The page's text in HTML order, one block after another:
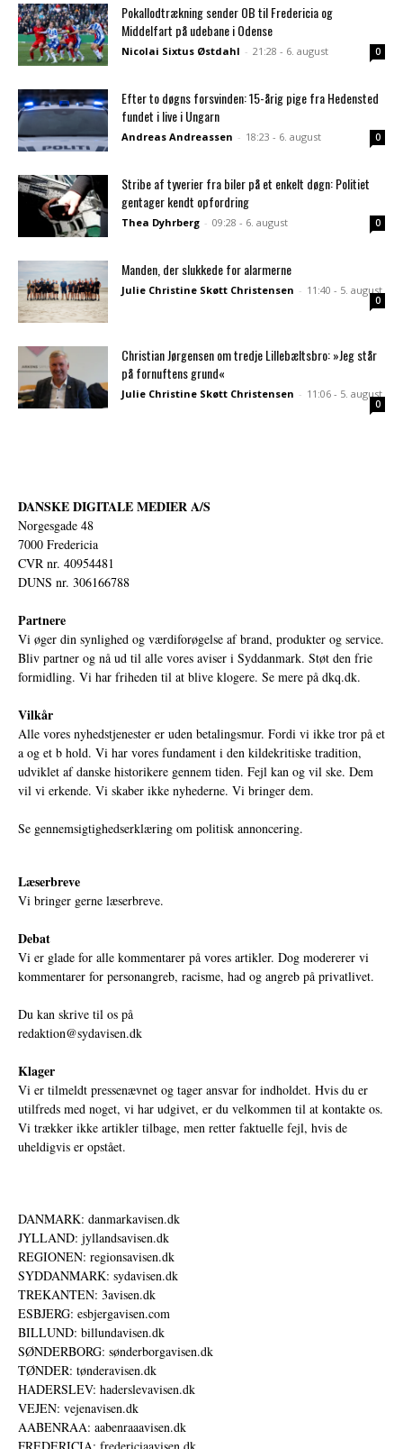
Pokallodtrækning sender OB til Fredericia og
Middelfart på udebane i Odense
Nicolai Sixtus Østdahl - 21:28 - 6. august 0
Efter to døgns forsvinden: 15-årig pige fra Hedensted
fundet i live i Ungarn
Andreas Andreassen - 18:23 - 6. august 0
Stribe af tyverier fra biler på et enkelt døgn: Politiet
gentager kendt opfordring
Thea Dyhrberg - 09:28 - 6. august 0
Manden, der slukkede for alarmerne
Julie Christine Skøtt Christensen - 11:40 - 5. august
0
Christian Jørgensen om tredje Lillebæltsbro: »Jeg står
på fornuftens grund«
Julie Christine Skøtt Christensen - 11:06 - 5. august
0
DANSKE DIGITALE MEDIER A/S
Norgesgade 48
7000 Fredericia
CVR nr. 40954481
DUNS nr. 306166788
Partnere
Vi øger din synlighed og værdiforøgelse af brand, produkter og service.
Bliv partner og nå ud til alle vores aviser i Syddanmark. Støt den frie
formidling. Vi har friheden til at blive klogere. Se mere på dkq.dk.
Vilkår
Alle vores nyhedstjenester er uden betalingsmur. Fordi vi ikke tror på et
a og et b hold. Vi har vores fundament i den kildekritiske tradition,
udviklet af danske historikere gennem tiden. Fejl kan og vil ske. Dem
vil vi erkende. Vi skaber ikke nyhederne. Vi bringer dem.
Se gennemsigtighedserklæring om politisk annoncering.
Læserbreve
Vi bringer gerne læserbreve.
Debat
Vi er glade for alle kommentarer på vores artikler. Dog modererer vi
kommentarer for personangreb, racisme, had og angreb på privatlivet.
Du kan skrive til os på
redaktion@sydavisen.dk
Klager
Vi er tilmeldt pressenævnet og tager ansvar for indholdet. Hvis du er
utilfreds med noget, vi har udgivet, er du velkommen til at kontakte os.
Vi trækker ikke artikler tilbage, men retter faktuelle fejl, hvis de
uheldigvis er opstået.
DANMARK: danmarkavisen.dk
JYLLAND: jyllandsavisen.dk
REGIONEN: regionsavisen.dk
SYDDANMARK: sydavisen.dk
TREKANTEN: 3avisen.dk
ESBJERG: esbjergavisen.com
BILLUND: billundavisen.dk
SØNDERBORG: sønderborgavisen.dk
TØNDER: tønderavisen.dk
HADERSLEV: haderslevavisen.dk
VEJEN: vejenavisen.dk
AABENRAA: aabenraaavisen.dk